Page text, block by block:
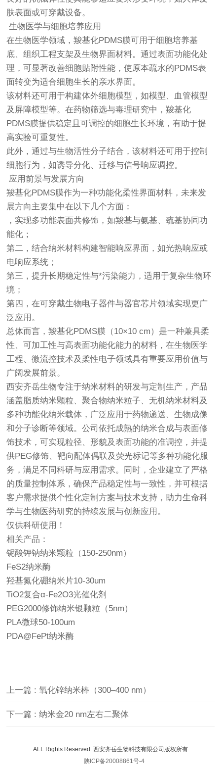
肤表面或可穿戴设备。
生物医学与细胞培养应用
在生物医学领域，羧基化PDMS膜可用于细胞培养基
底、组织工程支架及生物界面材料。通过表面功能化处
理，可显著改善细胞贴附性能，使原本疏水的PDMS表
面转变为适合细胞生长的亲水界面。
该材料还可用于构建体外细胞模型，如模型、血管模型
及屏障模型等。在药物筛选与毒理研究中，羧基化
PDMS膜提供稳定且可调控的细胞生长环境，有助于提
高实验可重复性。
此外，通过与生物活性分子结合，该材料还可用于控制
细胞行为，如诱导分化、迁移与信号响应调控。
应用前景与发展方向
羧基化PDMS膜作为一种功能化柔性界面材料，未来发
展方向主要集中在以下几个方面：
，实现多功能表面共修饰，如羧基与氨基、巯基协同功
能化；
第二，结合纳米材料构建智能响应界面，如光热响应或
电响应系统；
第三，提升长期稳定性与*污染能力，适用于复杂生物环
境；
第四，在可穿戴生物电子器件与器官芯片领域实现更广
泛应用。
总体而言，羧基化PDMS膜（10×10 cm）是一种兼具柔
性、可加工性与高表面功能化能力的材料，在生物医学
工程、微流控技术及柔性电子领域具有重要应用价值与
广阔发展前景。
西安齐岳生物专注于纳米材料的研发与定制生产，产品
涵盖脂质纳米颗粒、聚合物纳米粒子、无机纳米材料及
多种功能化纳米载体，广泛应用于药物递送、生物成像
和分子诊断等领域。公司依托成熟的纳米合成与表面修
饰技术，可实现粒径、形貌及表面功能的准调控，并提
供PEG修饰、靶向配体偶联及荧光标记等多种功能化服
务，满足不同科研与应用需求。同时，企业建立了严格
的质量控制体系，确保产品稳定性与一致性，并可根据
客户需求提供个性化定制方案与技术支持，助力生命科
学与生物医药研究的持续发展与创新应用。
仅供科研使用！
相关产品：
铌酸钾钠纳米颗粒（150-250nm）
FeS2纳米酶
羟基氮化硼纳米片10-30um
TiO2复合α-Fe2O3光催化剂
PEG2000修饰纳米银颗粒（5nm）
PLA微球50-100um
PDA@FePt纳米酶
上一篇 : 氧化锌纳米棒（300–400 nm）
下一篇 : 纳米金20 nm左右二聚体
ALL Rights Reserved. 西安齐岳生物科技有限公司版权所有
陕ICP备20008861号-4